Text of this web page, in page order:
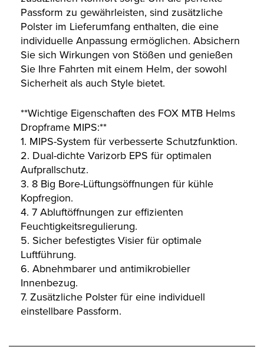
Passform zu gewährleisten, sind zusätzliche
Polster im Lieferumfang enthalten, die eine
individuelle Anpassung ermöglichen. Absichern
Sie sich Wirkungen von Stößen und genießen
Sie Ihre Fahrten mit einem Helm, der sowohl
Sicherheit als auch Style bietet.
**Wichtige Eigenschaften des FOX MTB Helms
Dropframe MIPS:**
1. MIPS-System für verbesserte Schutzfunktion.
2. Dual-dichte Varizorb EPS für optimalen
Aufprallschutz.
3. 8 Big Bore-Lüftungsöffnungen für kühle
Kopfregion.
4. 7 Abluftöffnungen zur effizienten
Feuchtigkeitsregulierung.
5. Sicher befestigtes Visier für optimale
Luftführung.
6. Abnehmbarer und antimikrobieller
Innenbezug.
7. Zusätzliche Polster für eine individuell
einstellbare Passform.